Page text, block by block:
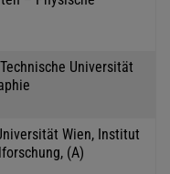
Universität
Wien, Institut
(A)